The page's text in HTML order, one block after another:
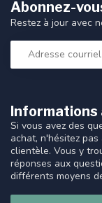
Informations
Si vous avez des
achat, n'hésitez
clientèle. Vous y
réponses aux
différents moyens
Abonnez-
Restez à jour avec